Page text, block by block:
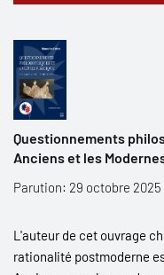
Questionnements
Anciens et les
Parution: 29 octobre 2025
L'auteur de cet ouvrage
rationalité postmoderne